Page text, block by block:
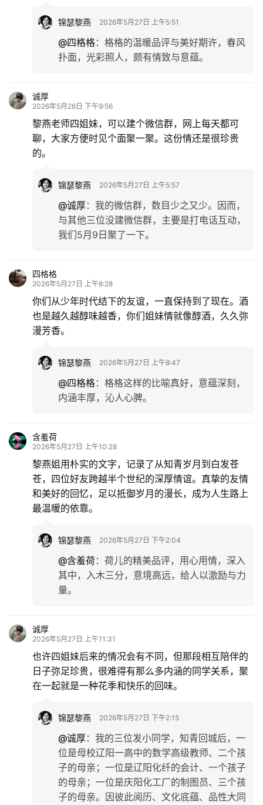
锦瑟黎燕 2026年5月27日 上午5:51
@四格格： 格格的温暖品评与美好期许，春风
扑面，光彩照人，颇有情致与意蕴。
诚厚
2026年5月26日 下午9:56
黎燕老师四姐妹，可以建个微信群，网上每天都可
聊，大家方便时见个面聚一聚。这份情还是很珍贵
的。
锦瑟黎燕 2026年5月27日 上午5:57
@诚厚： 我的微信群，数目少之又少。因而，
与其他三位没建微信群，主要是打电话互动，
我们5月9日聚了一下。
四格格
2026年5月27日 上午8:28
你们从少年时代结下的友谊，一直保持到了现在。酒
也是越久越醇味越香，你们姐妹情就像醇酒，久久弥
漫芳香。
锦瑟黎燕 2026年5月27日 上午8:47
@四格格： 格格这样的比喻真好，意蕴深刻，
内涵丰厚，沁人心脾。
含羞荷
2026年5月27日 上午10:28
黎燕姐用朴实的文字，记录了从知青岁月到白发苍
苍，四位好友跨越半个世纪的深厚情谊。真挚的友情
和美好的回忆，足以抵御岁月的漫长，成为人生路上
最温暖的依靠。
锦瑟黎燕 2026年5月27日 下午2:04
@含羞荷： 荷儿的精美品评，用心用情，深入
其中，入木三分，意境高远，给人以激励与力
量。
诚厚
2026年5月27日 上午11:31
也许四姐妹后来的情况会有不同，但那段相互陪伴的
日子弥足珍贵，很难得有那么多内涵的同学关系，聚
在一起就是一种花季和快乐的回味。
锦瑟黎燕 2026年5月27日 下午2:15
@诚厚： 我的三位发小同学，知青回城后，一
位是母校辽阳一高中的数学高级教师、二个孩
子的母亲；一位是辽阳化纤的会计、一个孩子
的母亲；一位是庆阳化工厂的制图员、三个孩
子的母亲。因彼此阅历、文化底蕴、品性大同